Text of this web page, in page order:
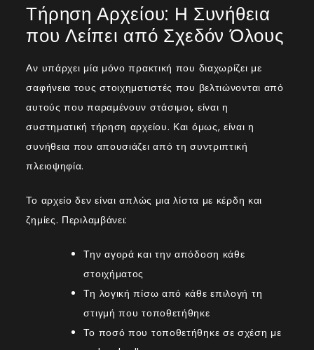
Τήρηση Αρχείου: Η Συνήθεια
που Λείπει από Σχεδόν Όλους
Αν υπάρχει μία μόνο πρακτική που διαχωρίζει με
σαφήνεια τους στοιχηματιστές που βελτιώνονται από
αυτούς που παραμένουν στάσιμοι, είναι η
συστηματική τήρηση αρχείου. Και όμως, είναι η
συνήθεια που απουσιάζει από τη συντριπτική
πλειοψηφία.
Το αρχείο δεν είναι απλώς μια λίστα με κέρδη και
ζημίες. Περιλαμβάνει:
Την αγορά και την απόδοση κάθε
στοιχήματος
Τη λογική πίσω από κάθε επιλογή τη
στιγμή που τοποθετήθηκε
Το ποσό που τοποθετήθηκε σε σχέση με